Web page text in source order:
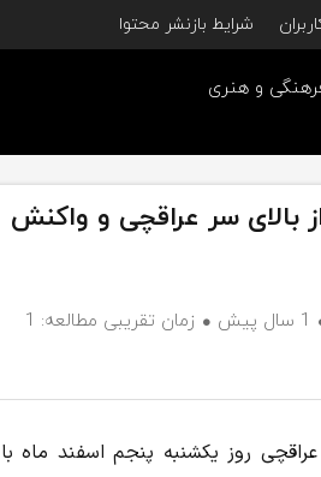
شرایط بازنشر محتوا
و هنری
بالای سر عراقچی و واکنش
1 سال پیش
زمان تقریبی مطالعه: 1
روز یکشنبه پنجم اسفند ماه با